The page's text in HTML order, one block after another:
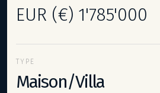
EUR (€) 1'785'000
TYPE
Maison/Villa